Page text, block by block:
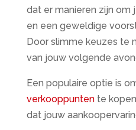
dat er manieren zijn
en een geweldige
Door slimme keuzes te
van jouw volgende
Een populaire optie is
verkooppuntente
dat jouw